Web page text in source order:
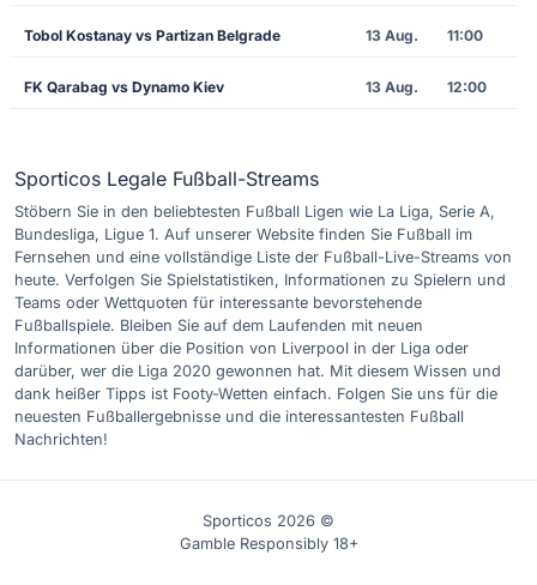
Tobol Kostanay vs Partizan Belgrade 13 Aug. 11:00
FK Qarabag vs Dynamo Kiev 13 Aug. 12:00
Sporticos Legale Fußball-Streams
Stöbern Sie in den beliebtesten Fußball Ligen wie La Liga, Serie A,
Bundesliga, Ligue 1. Auf unserer Website finden Sie Fußball im
Fernsehen und eine vollständige Liste der Fußball-Live-Streams von
heute. Verfolgen Sie Spielstatistiken, Informationen zu Spielern und
Teams oder Wettquoten für interessante bevorstehende
Fußballspiele. Bleiben Sie auf dem Laufenden mit neuen
Informationen über die Position von Liverpool in der Liga oder
darüber, wer die Liga 2020 gewonnen hat. Mit diesem Wissen und
dank heißer Tipps ist Footy-Wetten einfach. Folgen Sie uns für die
neuesten Fußballergebnisse und die interessantesten Fußball
Nachrichten!
Sporticos 2026 ©
Gamble Responsibly 18+